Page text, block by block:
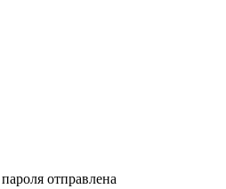
отправлена